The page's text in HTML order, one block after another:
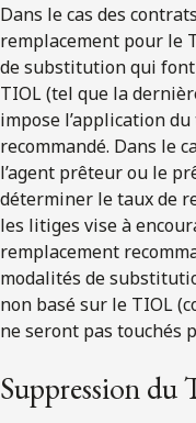
Dans le cas des
remplacement pour le
de substitution qui
TIOL (tel que la
impose l’application
recommandé. Dans le
l’agent prêteur ou le
déterminer le taux de
les litiges vise à
remplacement
modalités de
non basé sur le TIOL
ne seront pas touchés
Suppression